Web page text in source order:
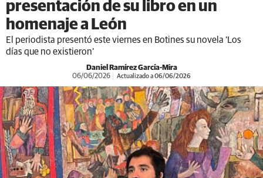
presentación de su libro en un
homenaje a León
El periodista presentó este viernes en Botines su novela ‘Los
días que no existieron’
Daniel Ramírez García-Mira
06/06/2026 Actualizado a 06/06/2026